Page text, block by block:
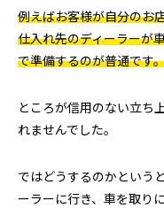
例えばお客様が自分のお
仕入れ先のディーラーが
で準備するのが普通です
ところが信用のない立ち
れませんでした。
ではどうするのかという
ーラーに行き、車を取り